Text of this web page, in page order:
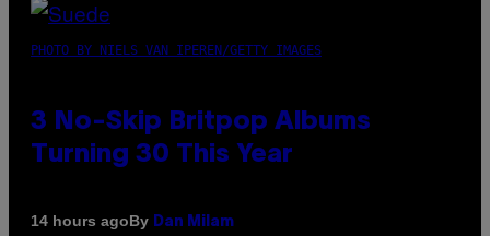
PHOTO BY NIELS VAN IPEREN/GETTY IMAGES
3 No-Skip Britpop Albums
Turning 30 This Year
14 hours agoBy Dan Milam